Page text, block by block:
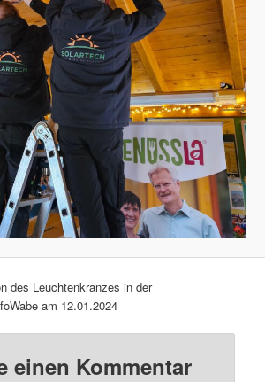
des Leuchtenkranzes in der
am 12.01.2024
einen Kommentar